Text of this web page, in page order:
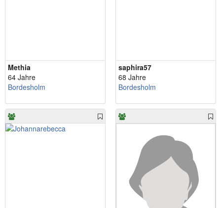
Methia
64 Jahre
Bordesholm
saphira57
68 Jahre
Bordesholm